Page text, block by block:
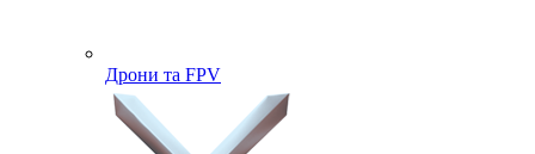
Дрони та FPV